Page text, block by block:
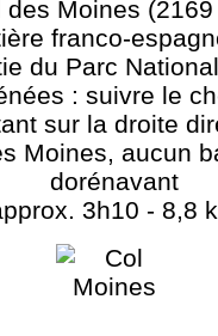
des Moines
franco-
du Parc
: suivre le
sur la droite
Moines, aucun
dorénavant
3h10 - 8,8